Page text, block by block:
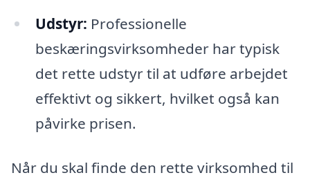
Udstyr: Professionelle
beskæringsvirksomheder har typisk
det rette udstyr til at udføre arbejdet
effektivt og sikkert, hvilket også kan
påvirke prisen.
Når du skal finde den rette virksomhed til